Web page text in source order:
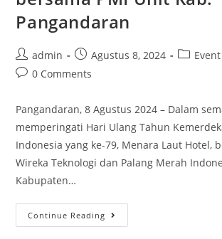
Pangandaran
admin Agustus 8, 2024
Event
0 Comments
Pangandaran, 8 Agustus 2024 – Dalam
memperingati Hari Ulang Tahun
Indonesia yang ke-79, Menara Laut Hotel,
Wireka Teknologi dan Palang Merah
Kabupaten…
Continue Reading